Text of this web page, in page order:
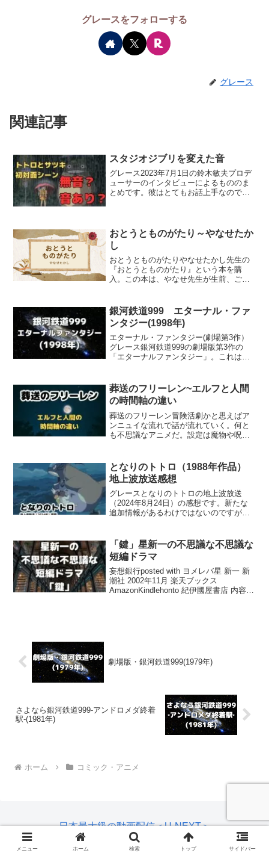
グレースをフォローする
グレース
関連記事
スタジオジブリを変えた音
グレース2023年7月1日の鈴木敏夫プロデ
ューサーのインタビューによるもののま
とめです。彼はとてもお話上手なので大
会うシーンには最初...
おとうとものがたり～やなせたか
し
おとうとものがたりやなせたかし先生の
『おとうとものがたり』という本を購
入。この本は、やなせ先生が生前、ご自
販され、手に入ることになりました。発
売当初は、やなせ先生が「...
銀河鉄道999 エターナル・ファ
ンタジー(1998年)
エターナル・ファンタジー(劇場第3作）
グレース銀河鉄道999の劇場版第3作の
「エターナルファンタジー」。これは劇
緯原作本編も一度目の旅が終了後、松本
零士が次の旅の話を書...
葬送のフリーレン~エルフと人間
の時間軸の違い
葬送のフリーレン冒険活劇かと思えばア
ンニュイな流れで話が流れていく。何と
も不思議なアニメだ。設定は魔物や呪い
最初の冒険が終わったところから始ま
る。それはこの主人公のフリ...
となりのトトロ（1988年作品）
地上波放送感想
グレースとなりのトトロの地上波放送
（2024年8月24日）の感想です。新たな
追加情報があるわけではないのですが、
やトトロを観ての新発見を書いていきま
すのでどうぞお読みく...
「鍵」星新一の不思議な不思議な
短編ドラマ
妄想銀行posted with ヨメレバ星 新一 新
潮社 2002年11月 楽天ブックス
AmazonKindlehonto 紀伊國屋書店 内容
劇場版・銀河鉄道999(1979年)
さよなら銀河鉄道999‐アンドロメダ終着
駅‐(1981年)
ホーム コミック・アニメ
日本最大級の動画配信＜U-NEXT＞
メニュー ホーム 検索 トップ サイドバー